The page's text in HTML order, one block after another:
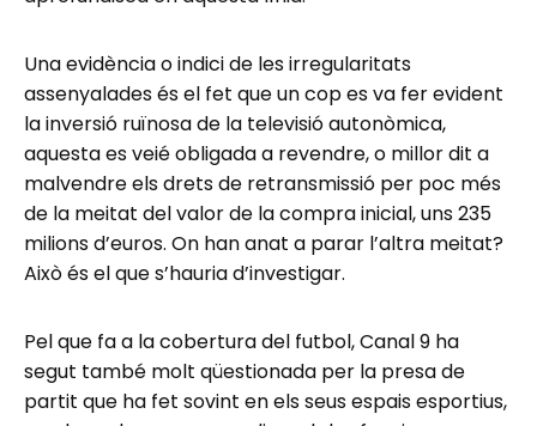
Una evidència o indici de les irregularitats
assenyalades és el fet que un cop es va fer evident
la inversió ruïnosa de la televisió autonòmica,
aquesta es veié obligada a revendre, o millor dit a
malvendre els drets de retransmissió per poc més
de la meitat del valor de la compra inicial, uns 235
milions d’euros. On han anat a parar l’altra meitat?
Això és el que s’hauria d’investigar.
Pel que fa a la cobertura del futbol, Canal 9 ha
segut també molt qüestionada per la presa de
partit que ha fet sovint en els seus espais esportius,